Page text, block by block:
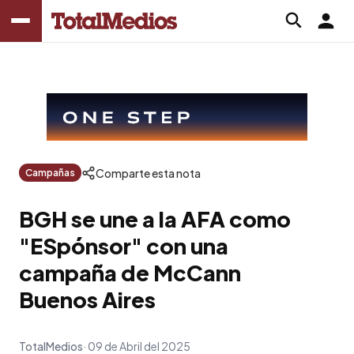
Campañas Comparte esta nota
BGH se une a la AFA como
"ESpónsor" con una
campaña de McCann
Buenos Aires
TotalMedios 09 de Abril del 2025